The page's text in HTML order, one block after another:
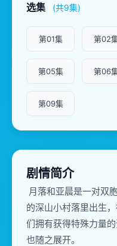
选集 (共9集)
第01集 第02
第05集 第06
第09集
剧情简介
月落和亚晨是一对双
的深山小村落里出生
们拥有获得特殊力量
也随之展开。